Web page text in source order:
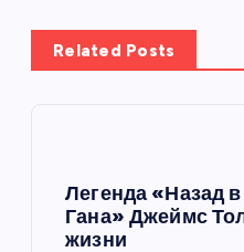
ц
и
Related Posts
Легенда «Назад
Гана» Джеймс
жизни